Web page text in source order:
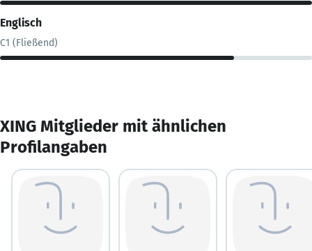
Englisch
C1 (Fließend)
XING Mitglieder mit ähnlichen
Profilangaben